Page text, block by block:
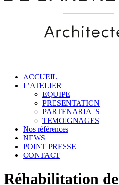
ACCUEIL
L’ATELIER
EQUIPE
PRESENTATION
PARTENARIATS
TEMOIGNAGES
Nos références
NEWS
POINT PRESSE
CONTACT
Réhabilitation